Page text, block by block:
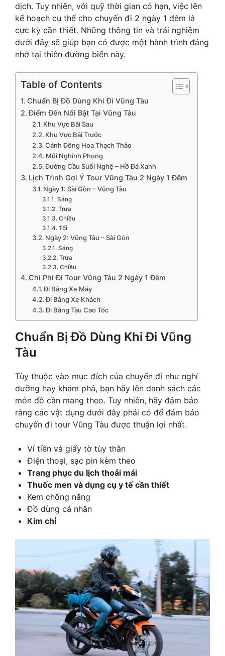
dịch. Tuy nhiên, với quỹ thời gian có hạn, việc lên
kế hoạch cụ thể cho chuyến đi 2 ngày 1 đêm là
cực kỳ cần thiết. Những thông tin và trải nghiệm
dưới đây sẽ giúp bạn có được một hành trình đáng
nhớ tại thiên đường biển này.
Table of Contents
Chuẩn Bị Đồ Dùng Khi Đi Vũng Tàu
Điểm Đến Nổi Bật Tại Vũng Tàu
Khu Vực Bãi Sau
Khu Vực Bãi Trước
Cánh Đồng Hoa Thạch Thảo
Mũi Nghinh Phong
Đường Cầu Suối Nghệ – Hồ Đá Xanh
Lịch Trình Gợi Ý Tour Vũng Tàu 2 Ngày 1 Đêm
Ngày 1: Sài Gòn – Vũng Tàu
Sáng
Trưa
Chiều
Tối
Ngày 2: Vũng Tàu – Sài Gòn
Sáng
Trưa
Chiều
Chi Phí Đi Tour Vũng Tàu 2 Ngày 1 Đêm
Đi Bằng Xe Máy
Đi Bằng Xe Khách
Đi Bằng Tàu Cao Tốc
Chuẩn Bị Đồ Dùng Khi Đi Vũng
Tàu
Tùy thuộc vào mục đích của chuyến đi như nghỉ
dưỡng hay khám phá, bạn hãy lên danh sách các
món đồ cần mang theo. Tuy nhiên, hãy đảm bảo
rằng các vật dụng dưới đây phải có để đảm bảo
chuyến đi tour Vũng Tàu được thuận lợi nhất.
Ví tiền và giấy tờ tùy thân
Điện thoại, sạc pin kèm theo
Trang phục du lịch thoải mái
Thuốc men và dụng cụ y tế cần thiết
Kem chống nắng
Đồ dùng cá nhân
Kim chỉ